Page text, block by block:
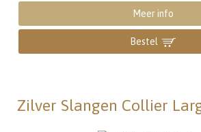
Meer info
Bestel
Zilver Slangen Collier